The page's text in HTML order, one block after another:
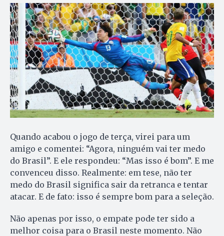
Quando acabou o jogo de terça, virei para um
amigo e comentei: “Agora, ninguém vai ter medo
do Brasil”. E ele respondeu: “Mas isso é bom”. E me
convenceu disso. Realmente: em tese, não ter
medo do Brasil significa sair da retranca e tentar
atacar. E de fato: isso é sempre bom para a seleção.
Não apenas por isso, o empate pode ter sido a
melhor coisa para o Brasil neste momento. Não